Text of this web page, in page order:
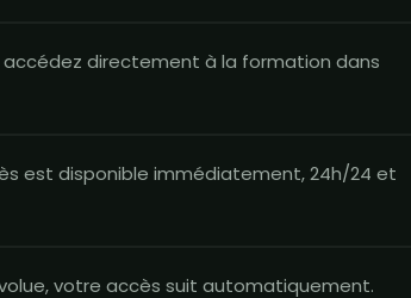
directement à la formation dans
est disponible immédiatement, 24h/24 et
votre accès suit automatiquement.